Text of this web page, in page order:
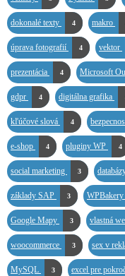
dokonalé texty 4 makro
úprava fotografií 4 vektor
prezentácia 4 Microsoft
gdpr 4 digitálna grafika
kľúčové slová 4
e-shop 4 pluginy WP 4
social marketing 3
základy SAP 3
Google Mapy 3 vlastná
woocommerce 3 sex v
MySQL 3 excel pre